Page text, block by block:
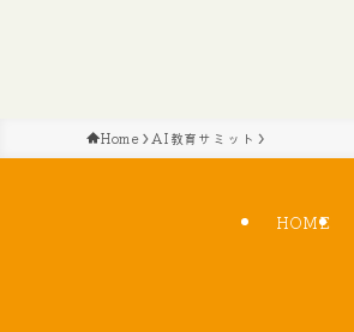
Home AI教育サミット
HOME